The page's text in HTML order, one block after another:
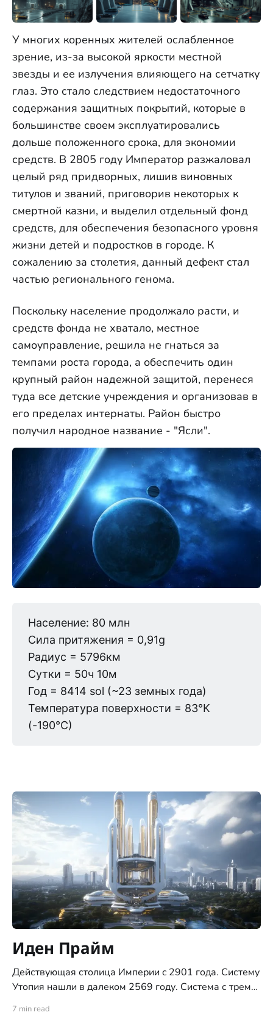
У многих коренных жителей ослабленное
зрение, из-за высокой яркости местной
звезды и ее излучения влияющего на сетчатку
глаз. Это стало следствием недостаточного
содержания защитных покрытий, которые в
большинстве своем эксплуатировались
дольше положенного срока, для экономии
средств. В 2805 году Император разжаловал
целый ряд придворных, лишив виновных
титулов и званий, приговорив некоторых к
смертной казни, и выделил отдельный фонд
средств, для обеспечения безопасного уровня
жизни детей и подростков в городе. К
сожалению за столетия, данный дефект стал
частью регионального генома.
Поскольку население продолжало расти, и
средств фонда не хватало, местное
самоуправление, решила не гнаться за
темпами роста города, а обеспечить один
крупный район надежной защитой, перенеся
туда все детские учреждения и организовав в
его пределах интернаты. Район быстро
получил народное название - "Ясли".
Население: 80 млн
Сила притяжения = 0,91g
Радиус = 5796км
Сутки = 50ч 10м
Год = 8414 sol (~23 земных года)
Температура поверхности = 83°K
(-190°C)
Иден Прайм
Действующая столица Империи c 2901 года. Систему
Утопия нашли в далеком 2569 году. Система с тремя
7 min read